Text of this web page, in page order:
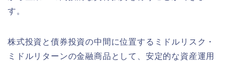
す。
株式投資と債券投資の中間に位置するミドルリスク・
ミドルリターンの金融商品として、安定的な資産運用